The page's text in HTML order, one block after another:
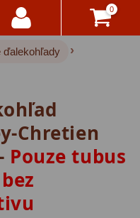
0
ďalekohľady ›
Chretien
Pouze tubus